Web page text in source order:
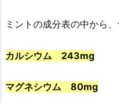
ミントの成分表の中から
カルシウム 243mg
マグネシウム 80mg